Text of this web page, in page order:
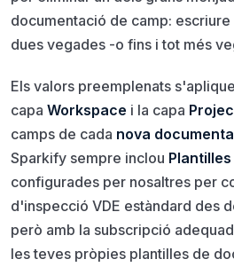
documentació de camp:
dues vegades -o fins i tot més
Els valors preemplenats
capa Workspace i la capa
camps de cada nova
Sparkify sempre inclou
configurades per nosaltres per
d'inspecció VDE estàndard des
però amb la subscripció
les teves pròpies plantilles de